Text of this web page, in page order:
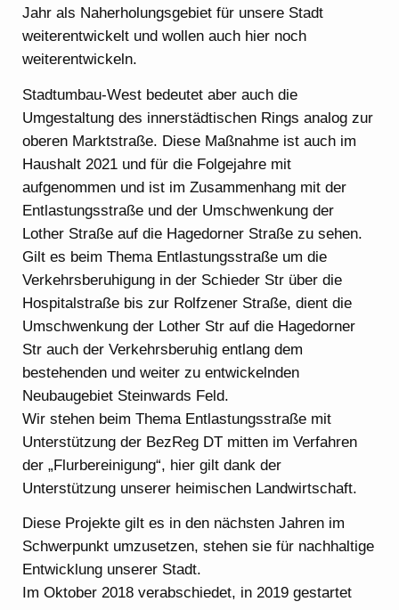
Jahr als Naherholungsgebiet für unsere Stadt
weiterentwickelt und wollen auch hier noch
weiterentwickeln.
Stadtumbau-West bedeutet aber auch die
Umgestaltung des innerstädtischen Rings analog zur
oberen Marktstraße. Diese Maßnahme ist auch im
Haushalt 2021 und für die Folgejahre mit
aufgenommen und ist im Zusammenhang mit der
Entlastungsstraße und der Umschwenkung der
Lother Straße auf die Hagedorner Straße zu sehen.
Gilt es beim Thema Entlastungsstraße um die
Verkehrsberuhigung in der Schieder Str über die
Hospitalstraße bis zur Rolfzener Straße, dient die
Umschwenkung der Lother Str auf die Hagedorner
Str auch der Verkehrsberuhig entlang dem
bestehenden und weiter zu entwickelnden
Neubaugebiet Steinwards Feld.
Wir stehen beim Thema Entlastungsstraße mit
Unterstützung der BezReg DT mitten im Verfahren
der „Flurbereinigung“, hier gilt dank der
Unterstützung unserer heimischen Landwirtschaft.
Diese Projekte gilt es in den nächsten Jahren im
Schwerpunkt umzusetzen, stehen sie für nachhaltige
Entwicklung unserer Stadt.
Im Oktober 2018 verabschiedet, in 2019 gestartet